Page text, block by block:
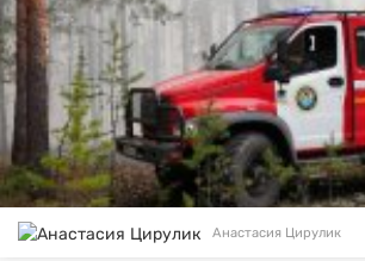
Анастасия Цирулик